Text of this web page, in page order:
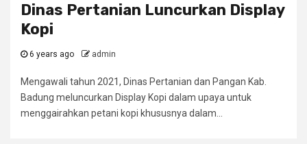
Dinas Pertanian Luncurkan Display
Kopi
6 years ago admin
Mengawali tahun 2021, Dinas Pertanian dan Pangan Kab.
Badung meluncurkan Display Kopi dalam upaya untuk
menggairahkan petani kopi khususnya dalam...